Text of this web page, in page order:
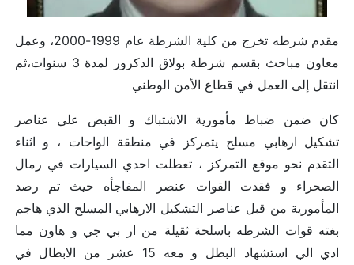
مقدم شرطه تخرج من كلية الشرطة عام 1999-2000، وعمل
معاون مباحث بقسم شرطة بولاق الدكرور لمدة 3 سنوات،ثم
انتقل إلى العمل في قطاع الأمن الوطني
كان ضمن ضباط مأمورية الاشتباك و القبض علي عناصر
تشكيل ارهابي مسلح يتمركز في منطقة الواحات ، و اثناء
التقدم نحو موقع التمركز ، تعطلت احدي السيارات في رمال
الصحراء و فقدت القوات عنصر المفاجأه حيث تم رصد
المأمورية من قبل عناصر التشكيل الارهابي المسلح الذي هاجم
بغته قوات الشرطه باسلحة ثقيلة من ار بي جي و هاون مما
ادي الي استشهاد البطل و معه 15 عشر من الابطال في